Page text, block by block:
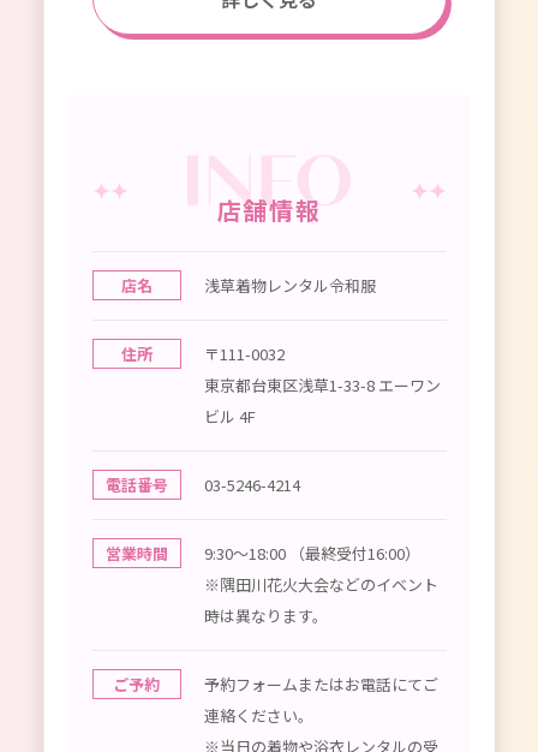
店舗情報
店名 浅草着物レンタル令和服
住所
〒111-0032
東京都台東区浅草1-33-8 エーワン
ビル 4F
電話番号 03-5246-4214
営業時間
9:30〜18:00 （最終受付16:00）
※隅田川花火大会などのイベント
時は異なります。
ご予約
予約フォームまたはお電話にてご
連絡ください。
※当日の着物や浴衣レンタルの受